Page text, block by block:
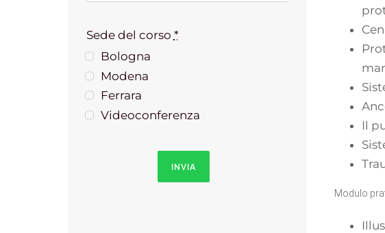
Sede del corso *
Bologna
Modena
Ferrara
Videoconferenza
INVIA
Il
Modulo